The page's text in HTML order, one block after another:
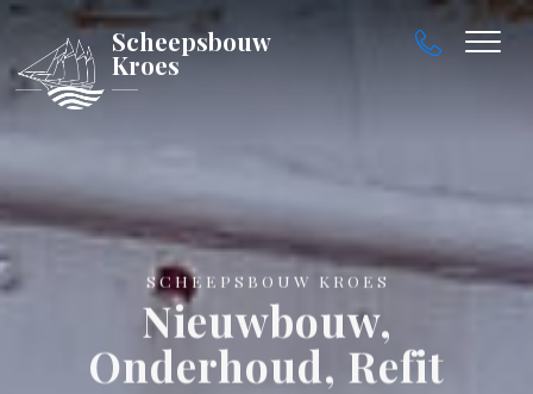
Scheepsbouw
Kroes
SCHEEPSBOUW KROES
Nieuwbouw,
Onderhoud, Refit